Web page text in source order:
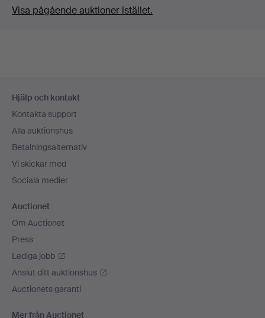
Visa pågående auktioner istället.
Hjälp och kontakt
Kontakta support
Alla auktionshus
Betalningsalternativ
Vi skickar med
Sociala medier
Auctionet
Om Auctionet
Press
Lediga jobb
Anslut ditt auktionshus
Auctionets garanti
Mer från Auctionet